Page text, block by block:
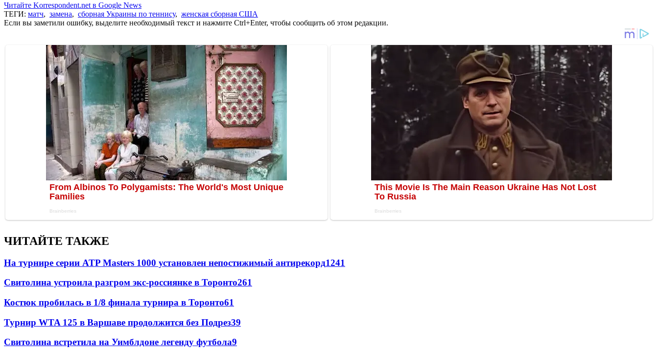
Читайте Korrespondent.net в Google News
ТЕГИ: матч, замена, сборная Украины по теннису, женская сборная США
Если вы заметили ошибку, выделите необходимый текст и нажмите Ctrl+Enter, чтобы сообщить об этом редакции.
ЧИТАЙТЕ ТАКЖЕ
На турнире серии ATP Masters 1000 установлен непостижимый антирекорд1241
Свитолина устроила разгром экс-россиянке в Торонто261
Костюк пробилась в 1/8 финала турнира в Торонто61
Турнир WTA 125 в Варшаве продолжится без Подрез39
Свитолина встретила на Уимблдоне легенду футбола9